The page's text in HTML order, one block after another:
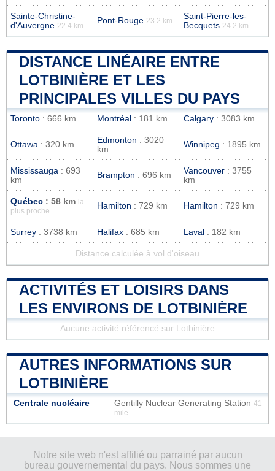
Sainte-Christine-
d'Auvergne 22.4 km
Pont-Rouge 23.2 km
Saint-Pierre-les-
Becquets 24.2 km
DISTANCE LINÉAIRE ENTRE
LOTBINIÈRE ET LES
PRINCIPALES VILLES DU PAYS
Toronto : 666 km Montréal : 181 km Calgary : 3083 km
Ottawa : 320 km Edmonton : 3020
km
Winnipeg : 1895 km
Mississauga : 693
km
Brampton : 696 km Vancouver : 3755
km
Québec : 58 km
la
plus proche
Hamilton : 729 km Hamilton : 729 km
Surrey : 3738 km Halifax : 685 km Laval : 182 km
Distance calculée à vol d'oiseau
ACTIVITÉS ET LOISIRS DANS
LES ENVIRONS DE LOTBINIÈRE
Aucune activité référencé sur Lotbinière
AUTRES INFORMATIONS SUR
LOTBINIÈRE
Centrale nucléaire Gentilly Nuclear Generating Station 41
mile
Notre site web n'est affilié ou parrainé par aucun
bureau gouvernemental du pays. Nous sommes une